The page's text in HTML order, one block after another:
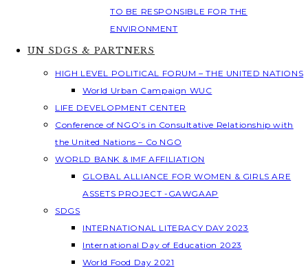
TO BE RESPONSIBLE FOR THE
ENVIRONMENT
UN SDGS & PARTNERS
HIGH LEVEL POLITICAL FORUM – THE UNITED NATIONS
World Urban Campaign WUC
LIFE DEVELOPMENT CENTER
Conference of NGO’s in Consultative Relationship with
the United Nations – Co NGO
WORLD BANK & IMF AFFILIATION
GLOBAL ALLIANCE FOR WOMEN & GIRLS ARE
ASSETS PROJECT -GAWGAAP
SDGS
INTERNATIONAL LITERACY DAY 2023
International Day of Education 2023
World Food Day 2021